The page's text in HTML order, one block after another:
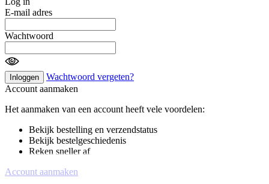
E-mail adres
Wachtwoord
Inloggen
Wachtwoord vergeten?
Account aanmaken
Het aanmaken van een account heeft vele voordelen:
Bekijk bestelling en verzendstatus
Bekijk bestelgeschiedenis
Reken sneller af
Account aanmaken